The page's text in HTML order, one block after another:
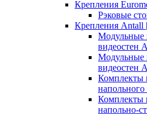
Крепления
Рэковые
Крепления Antall
Модульные
видеостен
Модульные
видеостен
Комплекты
Комплекты
напольно-